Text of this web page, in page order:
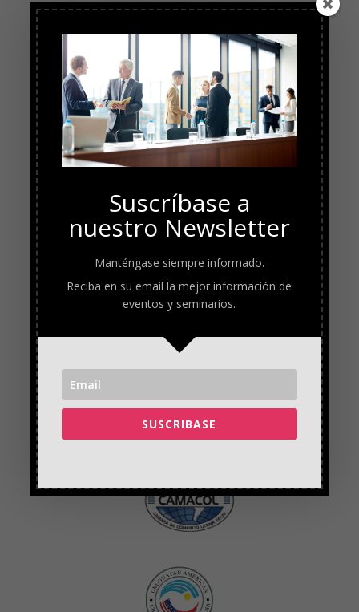
Suscríbase a
nuestro Newsletter
Manténgase siempre informado.
Reciba en su email la mejor información de
eventos y seminarios.
SUSCRIBASE